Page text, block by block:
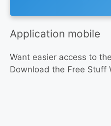
Application mobile
Want easier access to
Download the Free Stuff